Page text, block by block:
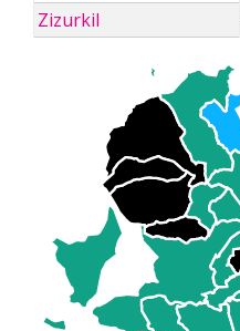
Zizurkil